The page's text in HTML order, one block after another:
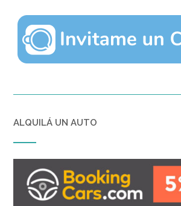
ALQUILÁ UN AUTO